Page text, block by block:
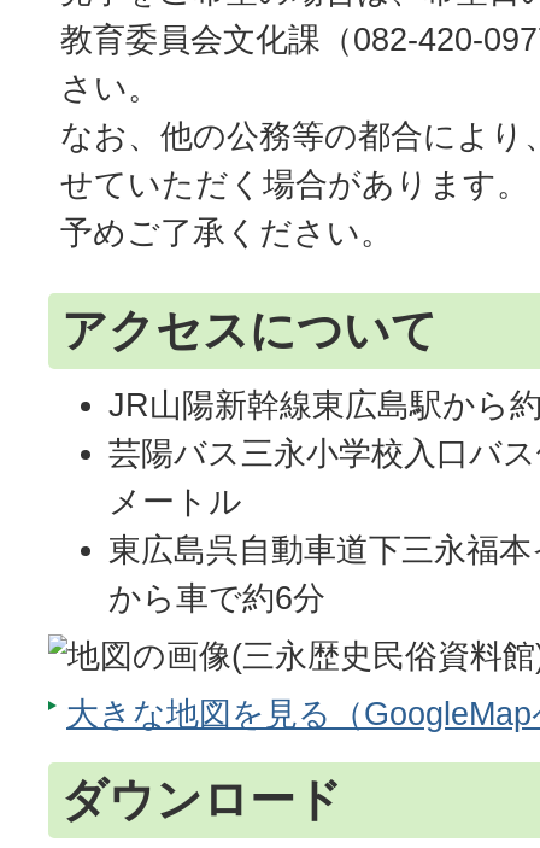
教育委員会文化課（082-420-
さい。
なお、他の公務等の都合により
せていただく場合があります。
予めご了承ください。
アクセスについて
JR山陽新幹線東広島駅から
芸陽バス三永小学校入口バ
メートル
東広島呉自動車道下三永福
から車で約6分
大きな地図を見る（
ダウンロード